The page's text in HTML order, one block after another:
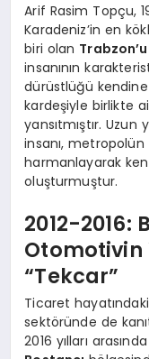
Arif Rasim Topçu,
Karadeniz’in en
biri olan
insanının
dürüstlüğü
kardeşiyle birlikte
yansıtmıştır. Uzun
insanı,
harmanlayarak
oluşturmuştur.
2012-2016:
Otomotivin
“Tekcar”
Ticaret
sektöründe de
2016 yılları